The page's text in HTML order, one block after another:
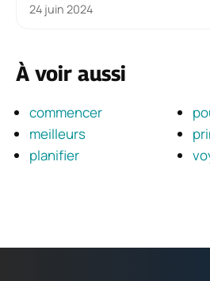
24 juin 2024
À voir aussi
commencer
meilleurs
planifier